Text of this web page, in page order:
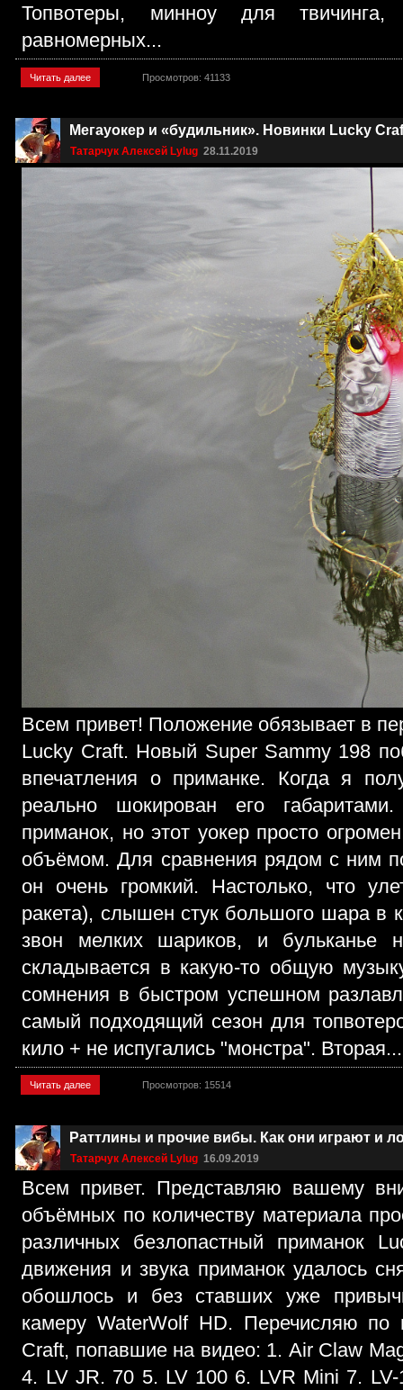
Топвотеры, минноу для
равномерных...
Читать далее Просмотров: 41133
Мегауокер и «будильник». Новинки Lucky
Татарчук Алексей Lylug 28.11.2019
Всем привет! Положение обязывает в
Lucky Craft. Новый Super Sammy 198
впечатления о приманке. Когда я
реально шокирован его
приманок, но этот уокер просто
объёмом. Для сравнения рядом с ним
он очень громкий. Настолько, что
ракета), слышен стук большого шара в
звон мелких шариков, и бульканье
складывается в какую-то общую
сомнения в быстром успешном
самый подходящий сезон для
кило + не испугались "монстра". Вторая...
Читать далее Просмотров: 15514
Раттлины и прочие вибы. Как они играют и
Татарчук Алексей Lylug 16.09.2019
Всем привет. Представляю вашему
объёмных по количеству материала
различных безлопастный приманок
движения и звука приманок удалось
обошлось и без ставших уже
камеру WaterWolf HD. Перечисляю по
Craft, попавшие на видео: 1. Air Claw
4. LV JR. 70 5. LV 100 6. LVR Mini 7.